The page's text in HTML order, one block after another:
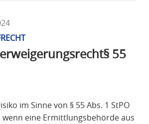
55
im Sinne von § 55 Abs. 1 StPO
wenn eine Ermittlungsbehörde aus